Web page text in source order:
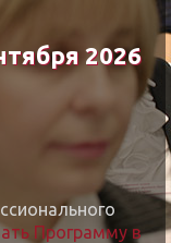
2026
Программу в